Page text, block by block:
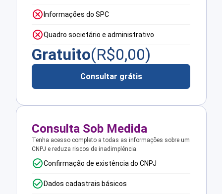
Informações do SPC
Quadro societário e administrativo
Gratuito(R$0,00)
Consultar grátis
Consulta Sob Medida
Tenha acesso completo a todas as informações sobre um
CNPJ e reduza riscos de inadimplência.
Confirmação de existência do CNPJ
Dados cadastrais básicos